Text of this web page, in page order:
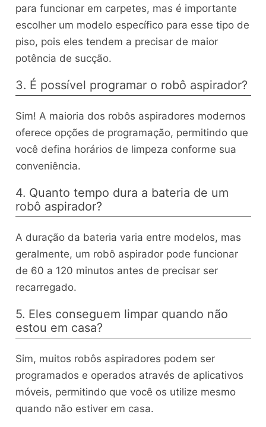
para funcionar em carpetes, mas é importante
escolher um modelo específico para esse tipo de
piso, pois eles tendem a precisar de maior
potência de sucção.
3. É possível programar o robô aspirador?
Sim! A maioria dos robôs aspiradores modernos
oferece opções de programação, permitindo que
você defina horários de limpeza conforme sua
conveniência.
4. Quanto tempo dura a bateria de um
robô aspirador?
A duração da bateria varia entre modelos, mas
geralmente, um robô aspirador pode funcionar
de 60 a 120 minutos antes de precisar ser
recarregado.
5. Eles conseguem limpar quando não
estou em casa?
Sim, muitos robôs aspiradores podem ser
programados e operados através de aplicativos
móveis, permitindo que você os utilize mesmo
quando não estiver em casa.